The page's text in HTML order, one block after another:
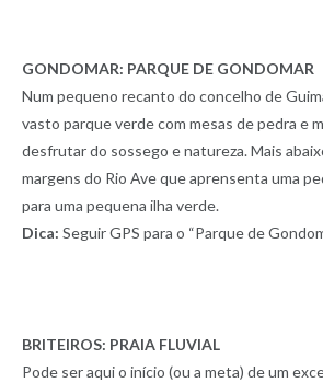
GONDOMAR: PARQUE DE GONDOMAR
Num pequeno recanto do concelho de
vasto parque verde com mesas de pedra e
desfrutar do sossego e natureza. Mais
margens do Rio Ave que aprensenta uma
para uma pequena ilha verde.
Dica: Seguir GPS para o “Parque de
BRITEIROS: PRAIA FLUVIAL
Pode ser aqui o início (ou a meta) de um